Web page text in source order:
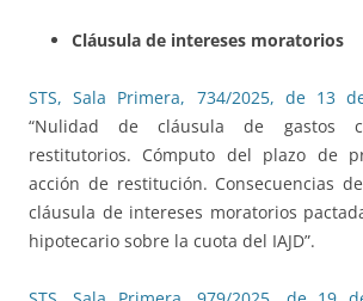
Cláusula de intereses moratorios
STS, Sala Primera, 734/2025, de 13
“Nulidad de cláusula de gastos
restitutorios. Cómputo del plazo de
acción de restitución. Consecuencias
cláusula de intereses moratorios
hipotecario sobre la cuota del IAJD”.